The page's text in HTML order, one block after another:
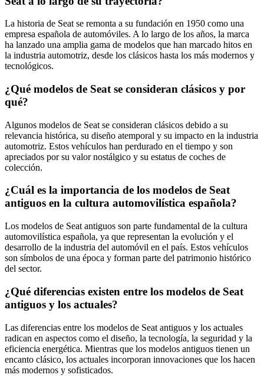
La historia de Seat se remonta a su fundación en 1950 como una
empresa española de automóviles. A lo largo de los años, la marca
ha lanzado una amplia gama de modelos que han marcado hitos en
la industria automotriz, desde los clásicos hasta los más modernos y
tecnológicos.
¿Qué modelos de Seat se consideran clásicos y por
qué?
Algunos modelos de Seat se consideran clásicos debido a su
relevancia histórica, su diseño atemporal y su impacto en la industria
automotriz. Estos vehículos han perdurado en el tiempo y son
apreciados por su valor nostálgico y su estatus de coches de
colección.
¿Cuál es la importancia de los modelos de Seat
antiguos en la cultura automovilística española?
Los modelos de Seat antiguos son parte fundamental de la cultura
automovilística española, ya que representan la evolución y el
desarrollo de la industria del automóvil en el país. Estos vehículos
son símbolos de una época y forman parte del patrimonio histórico
del sector.
¿Qué diferencias existen entre los modelos de Seat
antiguos y los actuales?
Las diferencias entre los modelos de Seat antiguos y los actuales
radican en aspectos como el diseño, la tecnología, la seguridad y la
eficiencia energética. Mientras que los modelos antiguos tienen un
encanto clásico, los actuales incorporan innovaciones que los hacen
más modernos y sofisticados.